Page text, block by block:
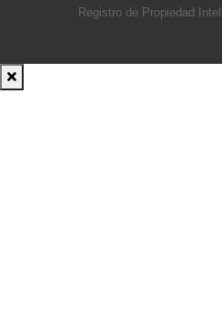
Registro de Propiedad